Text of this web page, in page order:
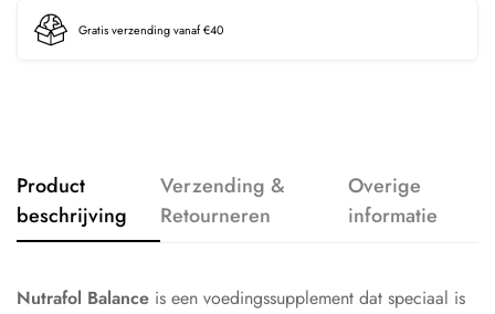
Gratis verzending vanaf €40
Product
beschrijving
Verzending &
Retourneren
Overige
informatie
Nutrafol Balance is een voedingssupplement dat speciaal is